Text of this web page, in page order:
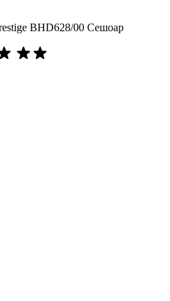
BHD628/00 Сешоар